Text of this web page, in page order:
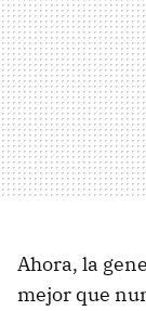
Ahora, la
mejor que